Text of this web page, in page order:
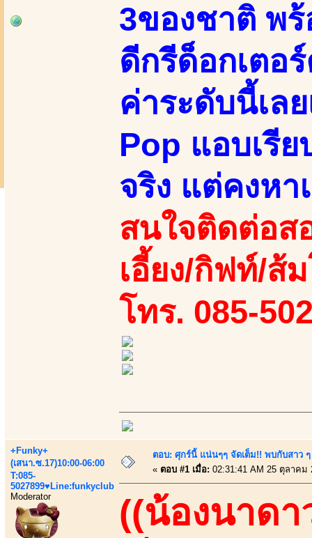
3ของชาติ พ
ดีกรีด็อกเตอ
ค่าระดับนี้เล
Pop แอบเรีย
จริง แต่คงห
สนใจติดต่อส
เอี้ยง/กิฟท์/ส้
โทร. 085-
+Funky+
(เสนา.ซ.17)10:00-06:00
T:085-
5027899♥Line:funkyclub
Moderator
ตอบ: ศุกร์นี้ แน่นๆๆ จัดเต็ม!! พบกับสาว
« ตอบ #1 เมื่อ: 02:31:41 AM 25 ตุลาคม
((น้องนาดา